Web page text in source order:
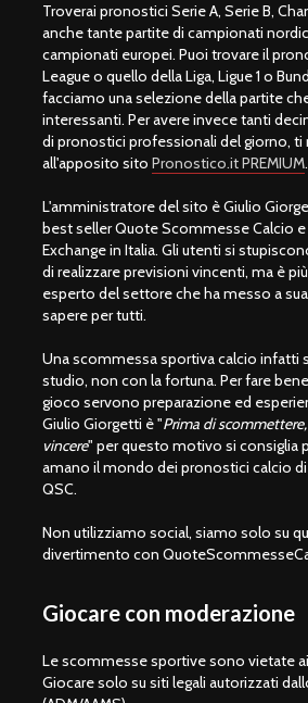
Troverai pronostici Serie A, Serie B,
anche tante partite di campionati
campionati europei. Puoi trovare il
League o quello della Liga, Ligue 1 o
facciamo una selezione della partite
interessanti. Per avere invece tanti
di pronostici professionali del giorno, ti
all'apposito sito Pronostico.it PREMIUM.
L'amministratore del sito è Giulio
best seller Quote Scommesse Calcio
Exchange in Italia. Gli utenti si
di realizzare previsioni vincenti, ma è
esperto del settore che ha messo a
sapere per tutti.
Una scommessa sportiva calcio infatti
studio, non con la fortuna. Per fare
gioco servono preparazione ed
Giulio Giorgetti è "Prima di
vincere" per questo motivo si consiglia
amano il mondo dei pronostici calcio di
QSC.
Non utilizziamo social, siamo solo su
divertimento con
Giocare con moderazione
Le scommesse sportive sono vietate ai
Giocare solo su siti legali autorizzati